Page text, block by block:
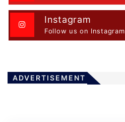
Instagram
Follow us on Instagram
ADVERTISEMENT